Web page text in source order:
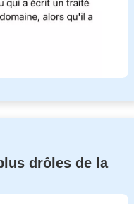
drôles de la